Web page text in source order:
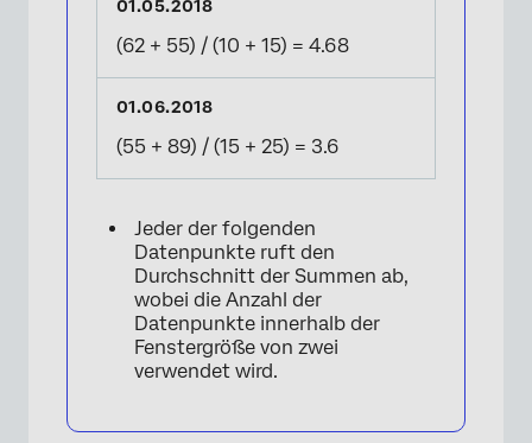
(62 + 55) / (10 + 15) = 4.68
(55 + 89) / (15 + 25) = 3.6
Jeder der folgenden
Datenpunkte ruft den
Durchschnitt der Summen ab,
wobei die Anzahl der
Datenpunkte innerhalb der
Fenstergröße von zwei
verwendet wird.